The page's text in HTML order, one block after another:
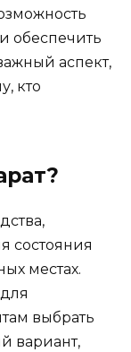
обеспечить
аспект,
кто
состояния
местах.
выбрать
вариант,